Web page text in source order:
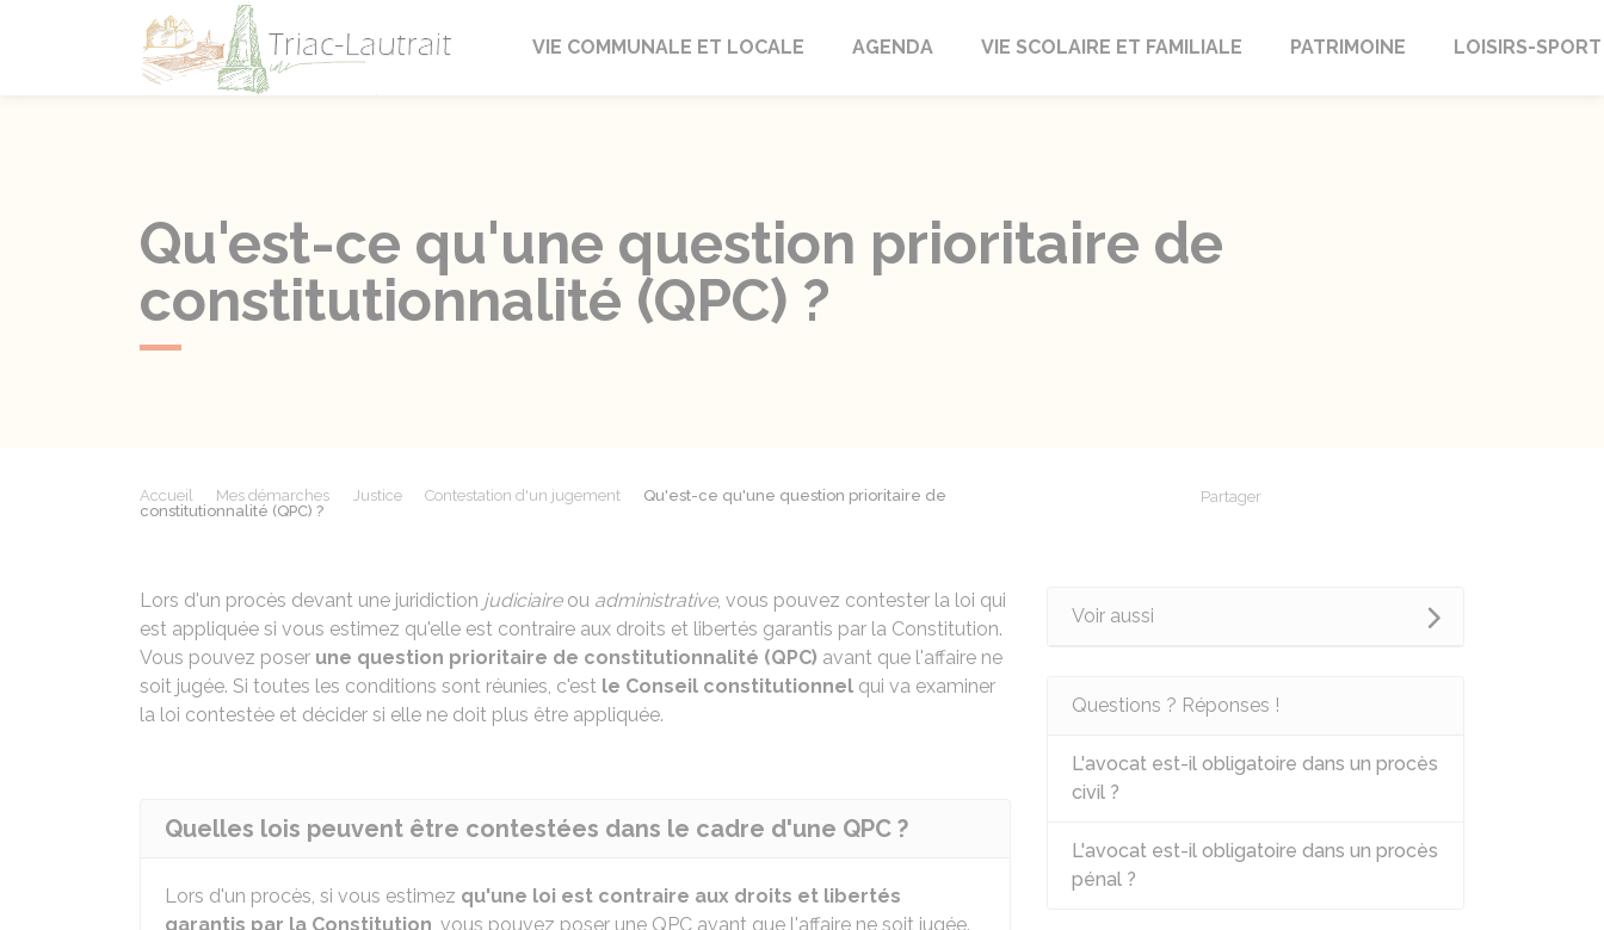
Triac-Lautrait
VIE COMMUNALE ET LOCALE AGENDA VIE SCOLAIRE ET FAMILIALE PATRIMOINE LOISIRS-SPORT
Qu'est-ce qu'une question prioritaire de
constitutionnalité (QPC) ?
Accueil Mes démarches Justice Contestation d'un jugement
Qu'est-ce qu'une question prioritaire de
constitutionnalité (QPC) ?
Partager
Lors d'un procès devant une juridiction judiciaireou administrative, vous pouvez contester la loi qui
est appliquée si vous estimez qu'elle est contraire aux droits et libertés garantis par la Constitution.
Vous pouvez poser une question prioritaire de constitutionnalité (QPC) avant que l'affaire ne
soit jugée. Si toutes les conditions sont réunies, c'est le Conseil constitutionnel qui va examiner
la loi contestée et décider si elle ne doit plus être appliquée.
Quelles lois peuvent être contestées dans le cadre d'une QPC ?
Lors d'un procès, si vous estimez qu'une loi est contraire aux droits et libertés
garantis par la Constitution, vous pouvez poser une QPC avant que l'affaire ne soit jugée.
Voir aussi
Questions ? Réponses !
L'avocat est-il obligatoire dans un procès
civil ?
L'avocat est-il obligatoire dans un procès
pénal ?